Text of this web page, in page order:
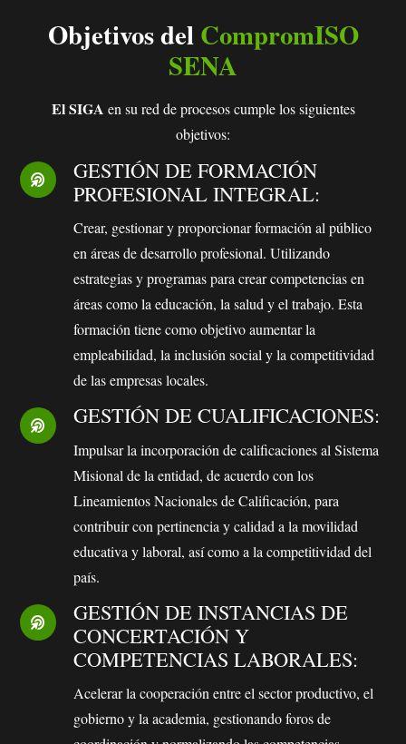
Objetivos delCompromISO
SENA
El SIGA en su red de procesos cumple los siguientes
objetivos:
GESTIÓN DE FORMACIÓN
PROFESIONAL INTEGRAL:
Crear, gestionar y proporcionar formación al público
en áreas de desarrollo profesional. Utilizando
estrategias y programas para crear competencias en
áreas como la educación, la salud y el trabajo. Esta
formación tiene como objetivo aumentar la
empleabilidad, la inclusión social y la competitividad
de las empresas locales.
GESTIÓN DE CUALIFICACIONES:
Impulsar la incorporación de calificaciones al Sistema
Misional de la entidad, de acuerdo con los
Lineamientos Nacionales de Calificación, para
contribuir con pertinencia y calidad a la movilidad
educativa y laboral, así como a la competitividad del
país.
GESTIÓN DE INSTANCIAS DE
CONCERTACIÓN Y
COMPETENCIAS LABORALES:
Acelerar la cooperación entre el sector productivo, el
gobierno y la academia, gestionando foros de